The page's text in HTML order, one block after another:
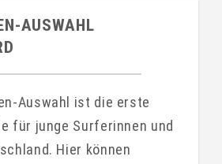
AUSWAHL
Auswahl ist die erste
für junge Surferinnen und
Hier können